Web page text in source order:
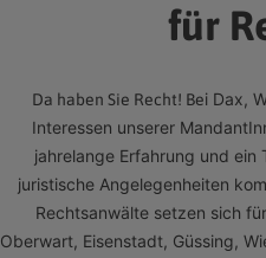
für
Da haben Sie Recht! Bei Dax,
Interessen unserer
jahrelange Erfahrung und ein
juristische Angelegenheiten
Rechtsanwälte setzen sich
Oberwart, Eisenstadt, Güssing,